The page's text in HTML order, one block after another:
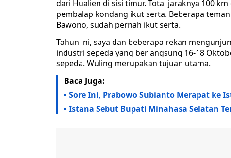
dari Hualien di sisi timur. Total jaraknya 100
pembalap kondang ikut serta. Beberapa
Bawono, sudah pernah ikut serta.
Tahun ini, saya dan beberapa rekan
industri sepeda yang berlangsung 16-18
sepeda. Wuling merupakan tujuan utama.
Baca Juga:
Sore Ini, Prabowo Subianto Merapat ke
Istana Sebut Bupati Minahasa Selatan